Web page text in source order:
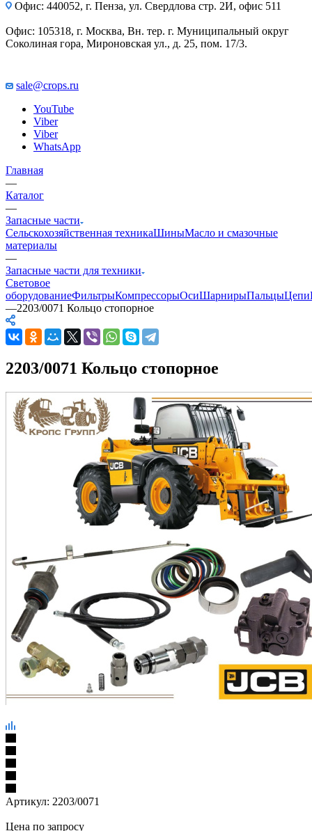
Офис: 440052, г. Пенза, ул. Свердлова стр. 2И, офис 511
Офис: 105318, г. Москва, Вн. тер. г. Муниципальный округ
Соколиная гора, Мироновская ул., д. 25, пом. 17/3.
sale@crops.ru
YouTube
Viber
Viber
WhatsApp
Главная
—
Каталог
—
Запасные части
Сельскохозяйственная техникаШиныМасло и смазочные
материалы
—
Запасные части для техники
Световое
оборудованиеФильтрыКомпрессорыОсиШарнирыПальцыЦепи
—2203/0071 Кольцо стопорное
2203/0071 Кольцо стопорное
Артикул: 2203/0071
Цена по запросу